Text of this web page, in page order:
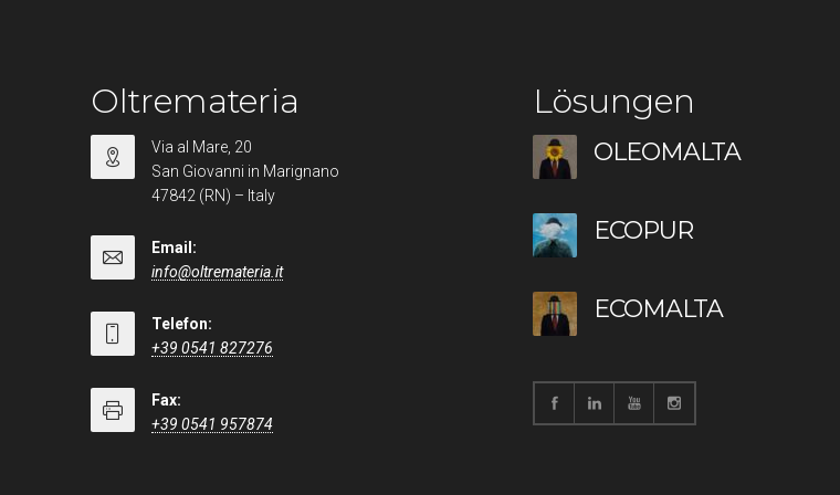
Oltremateria
Via al Mare, 20
San Giovanni in Marignano
47842 (RN) – Italy
Email:
info@oltremateria.it
Telefon:
+39 0541 827276
Fax:
+39 0541 957874
Lösungen
OLEOMALTA
ECOPUR
ECOMALTA